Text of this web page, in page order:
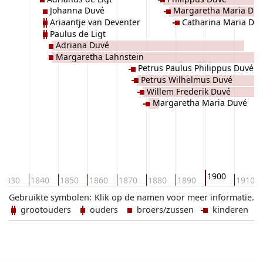
1830 1840 1850 1860 1870 1880 1890 1900 1910
Johanna Duvé
Ariaantje van Deventer
Paulus de Ligt
Adriana Duvé
Margaretha Lahnstein
Petrus Paulus Philippus Duvé
Petrus Wilhelmus Duvé
Willem Frederik Duvé
Margaretha Maria Duvé
Margaretha Maria
Catharina Maria
Klik op de namen voor meer informatie.
Gebruikte symbolen:
grootouders
ouders broers/zussen kinderen